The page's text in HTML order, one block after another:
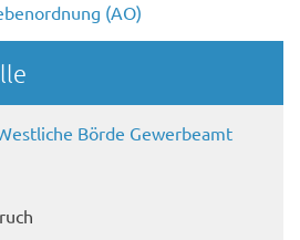
(AO)
Börde Gewerbeamt